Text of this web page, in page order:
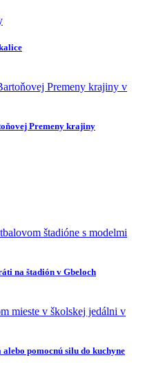
Premeny krajiny
na štadión v Gbeloch
pomocnú silu do kuchyne